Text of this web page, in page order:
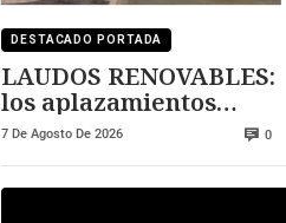
DESTACADO PORTADA
LAUDOS RENOVABLES:
los aplazamientos
pueden multiplicar la
7 De Agosto De 2026 0